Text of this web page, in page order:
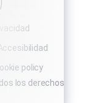
Accesibilidad
policy
los derechos